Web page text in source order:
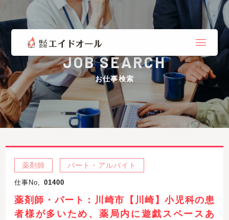
JOB SEARCH
お仕事検索
薬剤師 パート・アルバイト
仕事No, 01400
薬剤師・パート：川崎市【川崎】小児科の患
者様が多いため、薬局内に遊戯スペースあ